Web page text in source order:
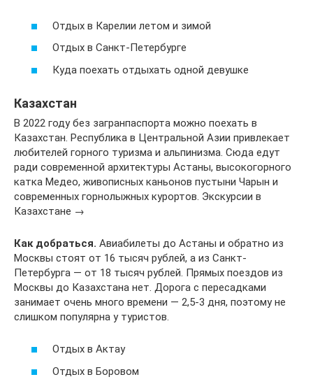
Отдых в Карелии летом и зимой
Отдых в Санкт-Петербурге
Куда поехать отдыхать одной девушке
Казахстан
В 2022 году без загранпаспорта можно поехать в
Казахстан. Республика в Центральной Азии привлекает
любителей горного туризма и альпинизма. Сюда едут
ради современной архитектуры Астаны, высокогорного
катка Медео, живописных каньонов пустыни Чарын и
современных горнолыжных курортов. Экскурсии в
Казахстане →
Как добраться. Авиабилеты до Астаны и обратно из
Москвы стоят от 16 тысяч рублей, а из Санкт-
Петербурга — от 18 тысяч рублей. Прямых поездов из
Москвы до Казахстана нет. Дорога с пересадками
занимает очень много времени — 2,5-3 дня, поэтому не
слишком популярна у туристов.
Отдых в Актау
Отдых в Боровом